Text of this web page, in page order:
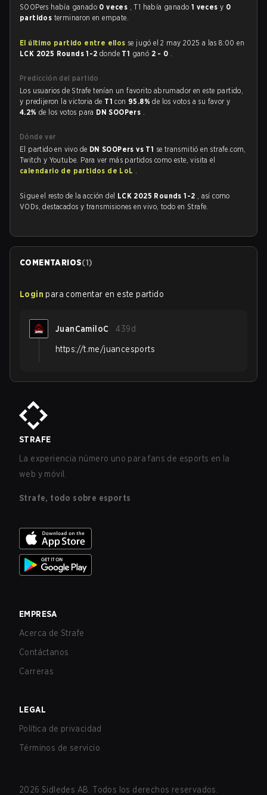
SOOPers había ganado 0 veces , T1 había ganado 1 vecesy 0
partidos terminaron en empate.
El último partido entre ellos se jugó el 2 may 2025 a las 8:00 en
LCK 2025 Rounds 1-2 donde T1 ganó 2 - 0 .
Predicción del partido
Los usuarios de Strafe tenían un favorito abrumador en este partido,
y predijeron la victoria de T1con 95.8%de los votos a su favor y
4.2% de los votos para DN SOOPers .
Dónde ver
El partido en vivo de DN SOOPers vs T1 se transmitió en strafe.com,
Twitch y Youtube. Para ver más partidos como este, visita el
calendario de partidos de LoL .
Sigue el resto de la acción del LCK 2025 Rounds 1-2 , así como
VODs, destacados y transmisiones en vivo, todo en Strafe.
COMENTARIOS(1)
Login para comentar en este partido
JuanCamiloC 439d
https://t.me/juancesports
STRAFE
La experiencia número uno para fans de esports en la
web y móvil.
Strafe, todo sobre esports
EMPRESA
Acerca de Strafe
Contáctanos
Carreras
LEGAL
Política de privacidad
Términos de servicio
2026 Sidledes AB. Todos los derechos reservados.